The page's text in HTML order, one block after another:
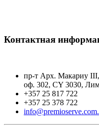
Контактная
пр-т Арх. Макариу III,
оф. 302, CY 3030,
+357 25 817 722
+357 25 378 722